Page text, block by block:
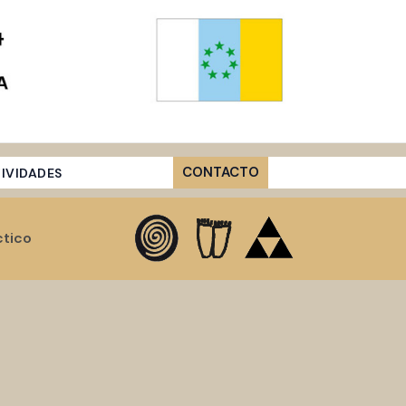
CONTACTO